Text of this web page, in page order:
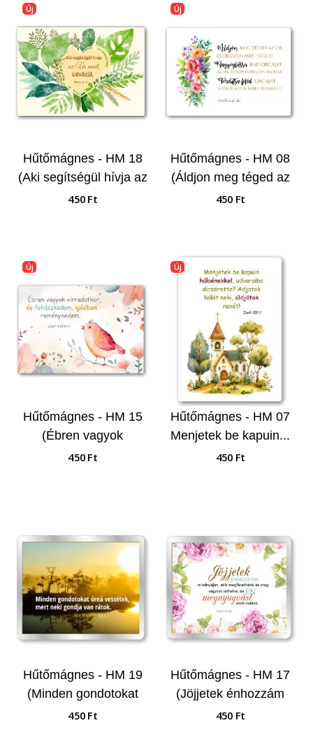
Új
Hűtőmágnes - HM 18
(Aki segítségül hívja az
Úr nevét...)
450 Ft
Új
Hűtőmágnes - HM 08
(Áldjon meg téged az
Úr...)
450 Ft
Új
Hűtőmágnes - HM 15
(Ébren vagyok
virradatkor...)
450 Ft
Új
Hűtőmágnes - HM 07
Menjetek be kapuin...
450 Ft
Hűtőmágnes - HM 19
(Minden gondotokat
őreá vessétek...)
450 Ft
Hűtőmágnes - HM 17
(Jöjjetek énhozzám
mindnyájan...)
450 Ft